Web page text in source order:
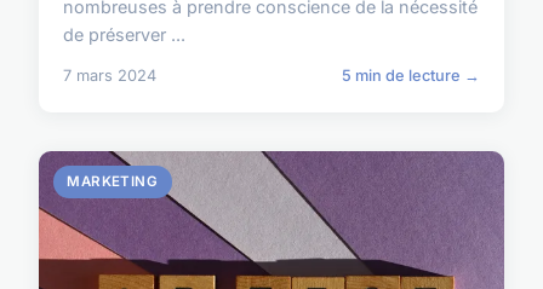
nombreuses à prendre conscience de la nécessité
de préserver ...
7 mars 2024 5 min de lecture →
MARKETING